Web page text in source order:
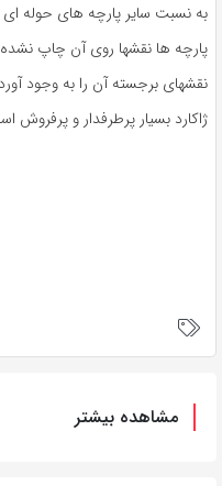
به نسبت سایر پارچه های حوله ای
پارچه ها نقشها روی آن چاپ
نقشهای برجسته آن را به وجود
ژاکارد بسیار پرطرفدار و پرفروش
مشاهده بیشتر